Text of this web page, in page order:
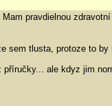
pravdielnou zdravotní
sem tlusta, protoze to
ale kdyz jim